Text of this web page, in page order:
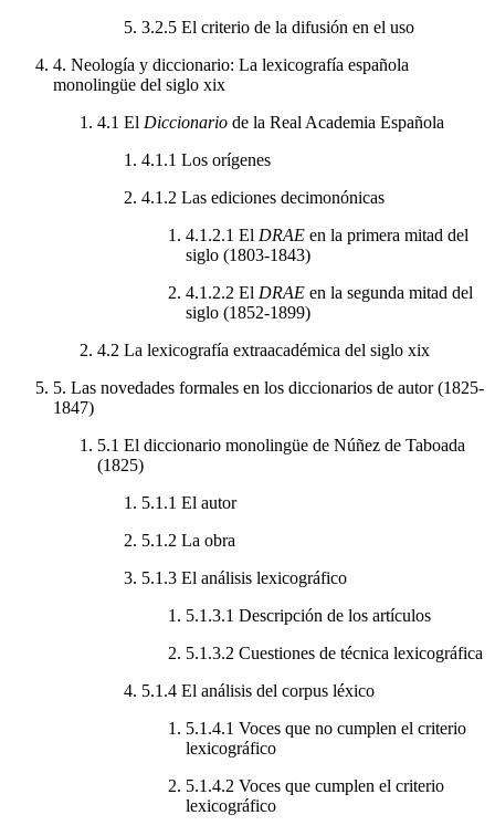
3.2.5 El criterio de la difusión en el uso
4. Neología y diccionario: La lexicografía española
monolingüe del siglo xix
4.1 El Diccionario de la Real Academia Española
4.1.1 Los orígenes
4.1.2 Las ediciones decimonónicas
4.1.2.1 El DRAE en la primera mitad del
siglo (1803-1843)
4.1.2.2 El DRAE en la segunda mitad del
siglo (1852-1899)
4.2 La lexicografía extraacadémica del siglo xix
5. Las novedades formales en los diccionarios de autor (1825-
1847)
5.1 El diccionario monolingüe de Núñez de Taboada
(1825)
5.1.1 El autor
5.1.2 La obra
5.1.3 El análisis lexicográfico
5.1.3.1 Descripción de los artículos
5.1.3.2 Cuestiones de técnica lexicográfica
5.1.4 El análisis del corpus léxico
5.1.4.1 Voces que no cumplen el criterio
lexicográfico
5.1.4.2 Voces que cumplen el criterio
lexicográfico